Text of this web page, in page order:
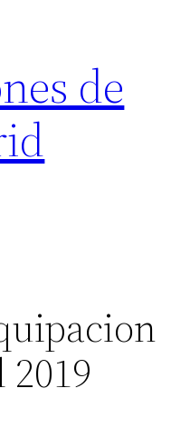
de